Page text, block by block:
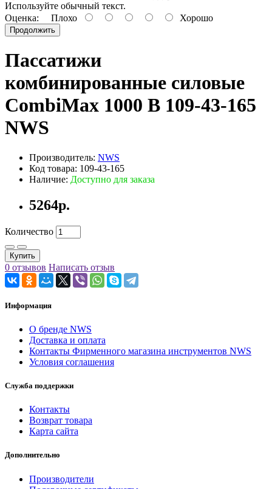
Используйте обычный текст.
Оценка: Плохо Хорошо
Продолжить
Пассатижи
комбинированные силовые
CombiMax 1000 B 109-43-165
NWS
Производитель: NWS
Код товара: 109-43-165
Наличие: Доступно для заказа
5264р.
Количество
Купить
0 отзывов Написать отзыв
Информация
О бренде NWS
Доставка и оплата
Контакты Фирменного магазина инструментов NWS
Условия соглашения
Служба поддержки
Контакты
Возврат товара
Карта сайта
Дополнительно
Производители